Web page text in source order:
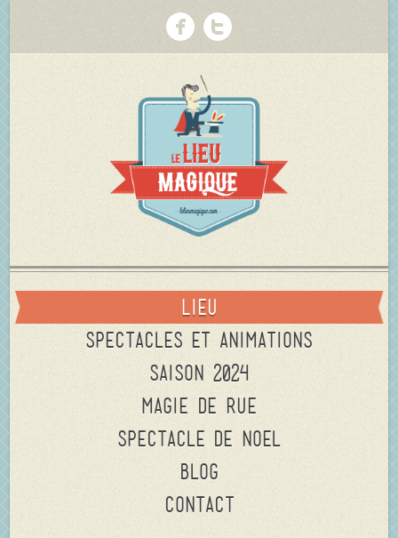
Lieu
Spectacles et animations
Saison 2024
Magie de rue
Spectacle de Noel
Blog
Contact